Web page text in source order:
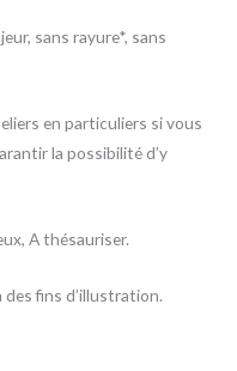
sans rayure*, sans
en particuliers si vous
la possibilité d’y
A thésauriser.
fins d’illustration.